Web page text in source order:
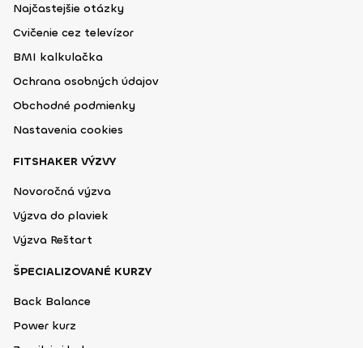
Najčastejšie otázky
Cvičenie cez televízor
BMI kalkulačka
Ochrana osobných údajov
Obchodné podmienky
Nastavenia cookies
FITSHAKER VÝZVY
Novoročná výzva
Výzva do plaviek
Výzva Reštart
ŠPECIALIZOVANÉ KURZY
Back Balance
Power kurz